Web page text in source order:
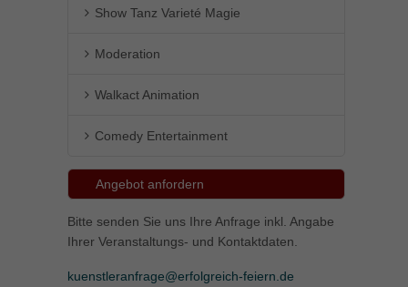
Show Tanz Varieté Magie
Moderation
Walkact Animation
Comedy Entertainment
Angebot anfordern
Bitte senden Sie uns Ihre Anfrage inkl. Angabe
Ihrer Veranstaltungs- und Kontaktdaten.
kuenstleranfrage@erfolgreich-feiern.de